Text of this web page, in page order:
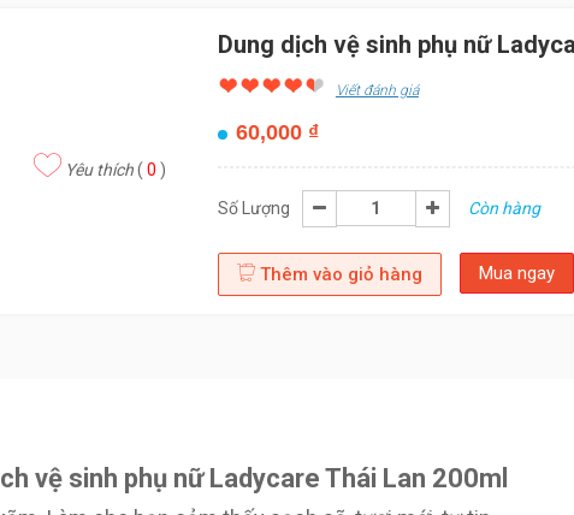
Yêu thích(0 )
Dung dịch vệ sinh phụ nữ
Viết đánh giá
60,000 ₫
Số Lượng Còn hàng
Thêm vào giỏ hàng Mua ngay
vệ sinh phụ nữ Ladycare Thái Lan 200ml